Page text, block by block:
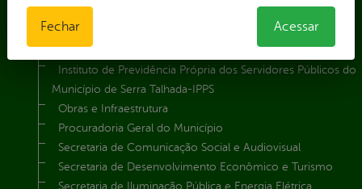
FUNDAÇÃO CULTURAL DE SERRA TALHADA
Gabinete da Prefeita
Gabinete do Vice-Prefeito
Instituto de Previdência Própria dos Servidores Públicos do
Município de Serra Talhada-IPPS
Obras e Infraestrutura
Procuradoria Geral do Município
Secretaria de Comunicação Social e Audiovisual
Secretaria de Desenvolvimento Econômico e Turismo
Secretaria de Iluminação Pública e Energia Elétrica
Fechar Acessar